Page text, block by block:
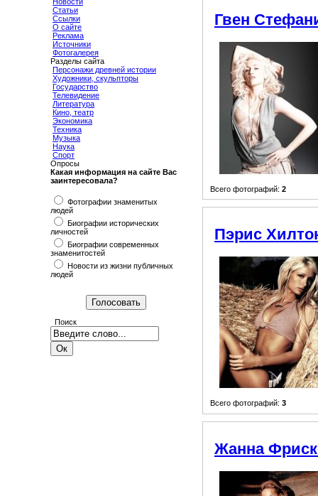
Статьи
Ссылки
О сайте
Реклама
Источники
Фотогалерея
Разделы сайта
Персонажи древней истории
Художники, скульпторы
Государство
Телевидение
Литература
Кино, театр
Экономика
Техника
Музыка
Наука
Спорт
Опросы
Какая информация на сайте Вас
заинтересовала?
Фотографии знаменитых
людей
Биографии исторических
личностей
Биографии современных
знаменитостей
Новости из жизни публичных
людей
Поиск
Гвен
Всего фотографий: 2
Пэрис
Всего фотографий: 3
Жанна